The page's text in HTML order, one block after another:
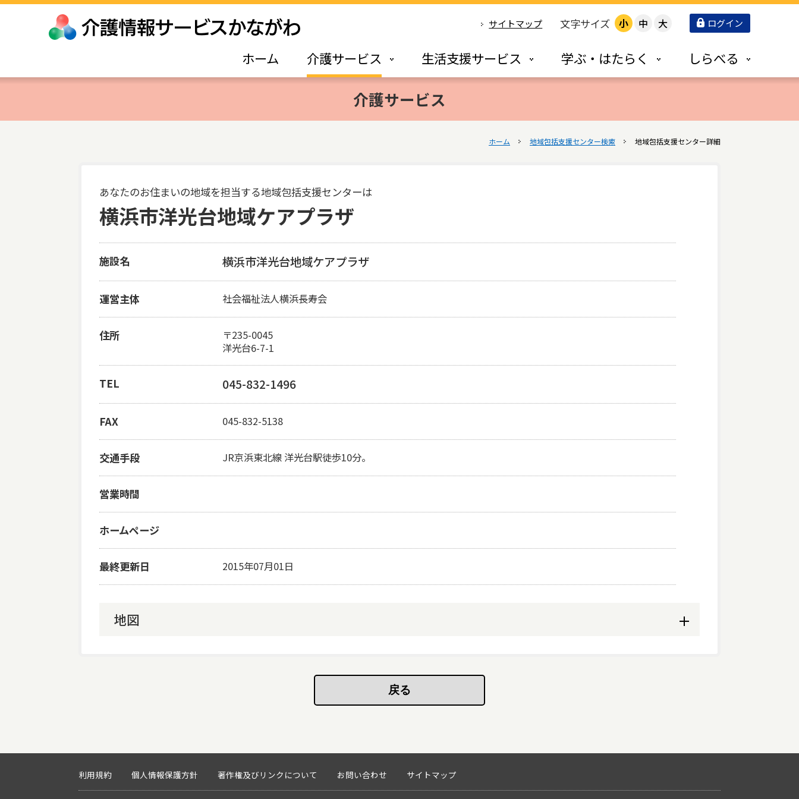
サイトマップ 文字サイズ 小 中 大 ログイン
ホーム 介護サービス 生活支援サービス 学ぶ・はたらく しらべる
介護サービス
ホーム 地域包括支援センター検索 地域包括支援センター詳細
あなたのお住まいの地域を担当する地域包括支援センターは
横浜市洋光台地域ケアプラザ
施設名 横浜市洋光台地域ケアプラザ
運営主体 社会福祉法人横浜長寿会
住所
〒235-0045
洋光台6-7-1
TEL 045-832-1496
FAX 045-832-5138
交通手段 JR京浜東北線 洋光台駅徒歩10分。
営業時間
ホームページ
最終更新日 2015年07月01日
地図
利用規約 個人情報保護方針 著作権及びリンクについて お問い合わせ サイトマップ